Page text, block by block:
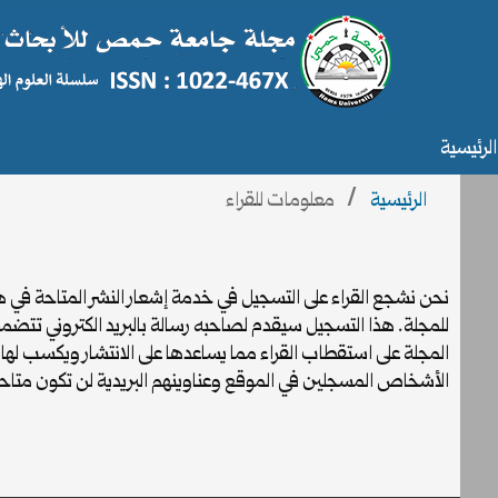
الرئيسية
الرئيسية / معلومات للقراء
نحن نشجع القراء على التسجيل في خدمة إشعار النشر المتاحة
للمجلة. هذا التسجيل سيقدم لصاحبه رسالة بالبريد الكتروني
المجلة على استقطاب القراء مما يساعدها على الانتشار ويكسب
الأشخاص المسجلين في الموقع وعناوينهم البريدية لن تكون متاحة